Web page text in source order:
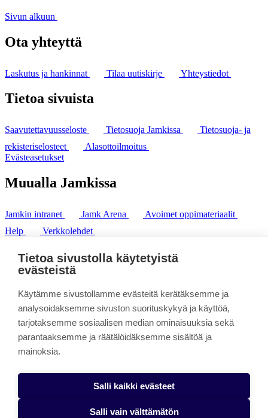
Sivun alkuun
Ota yhteyttä
Laskutus ja hankinnat Tilaa uutiskirje Yhteystiedot
Tietoa sivuista
Saavutettavuusseloste Tietosuoja Jamkissa
Tietosuoja- ja
rekisteriselosteet
Alasottoilmoitus
Evästeasetukset
Muualla Jamkissa
Jamkin intranet Jamk Arena
Avoimet oppimateriaalit
Help
Verkkolehdet
puh. +358 20 743 8100
fax. +358 14 449 9694
Tietoa sivustolla käytetyistä
evästeistä
Käytämme sivustollamme evästeitä kerätäksemme ja
analysoidaksemme sivuston suorituskykyä ja käyttöä,
tarjotaksemme sosiaalisen median ominaisuuksia sekä
parantaaksemme ja räätälöidäksemme sisältöä ja
mainoksia.
Salli kaikki evästeet
Salli vain välttämätön